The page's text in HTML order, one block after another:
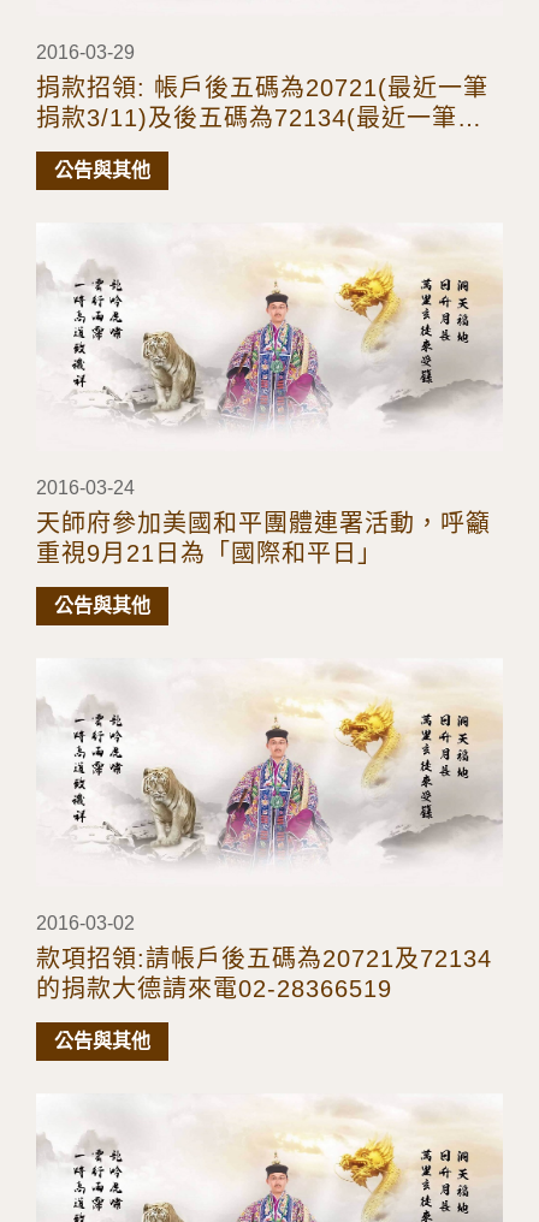
2016-03-29
捐款招領: 帳戶後五碼為20721(最近一筆
捐款3/11)及後五碼為72134(最近一筆捐
款2/8)的大德請來電
公告與其他
2016-03-24
天師府參加美國和平團體連署活動，呼籲
重視9月21日為「國際和平日」
公告與其他
2016-03-02
款項招領:請帳戶後五碼為20721及72134
的捐款大德請來電02-28366519
公告與其他